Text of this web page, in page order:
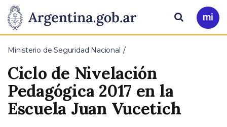
Presidencia
de
la
Nación
Pasar al contenido principal
Ir
a
Buscar
Ministerio de Seguridad Nacional
Ciclo de Nivelación
Pedagógica 2017 en la
Escuela Juan Vucetich